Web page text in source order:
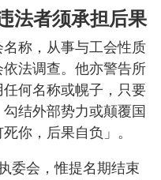
法者须承担后果
称，从事与工会性质
法调查。他亦警告所
何名称或幌子，只要
结外部势力或颠覆国
你，后果自负」。
委会，惟提名期结束